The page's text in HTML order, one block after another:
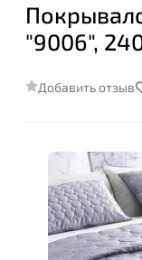
"9006",
Добавить отзыв